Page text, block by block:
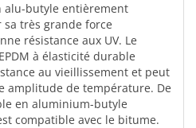
alu-butyle entièrement
très grande force
résistance aux UV. Le
à élasticité durable
au vieillissement et peut
amplitude de température. De
en aluminium-butyle
compatible avec le bitume.